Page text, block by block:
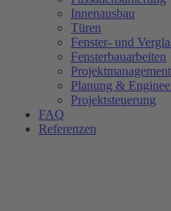
Innenausbau
Türen
Fenster- und
Fensterbauarbeiten
Projektmanagement
Planung &
Projektsteuerung
FAQ
Referenzen